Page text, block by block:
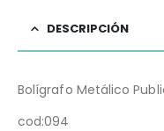
DESCRIPCIÓN
Bolígrafo Metálico
cod:094